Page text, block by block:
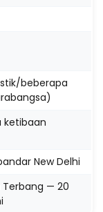
beberapa
ketibaan
New Delhi
Terbang — 20